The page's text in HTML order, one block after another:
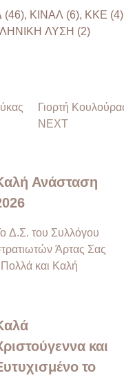
ΚΙΝΑΛ (6), ΚΚΕ
ΛΥΣΗ (2)
Γιορτή
NEXT
Ανάσταση
Δ.Σ. του Συλλόγου
Άρτας Σας
Πολλά και Καλή
και
το